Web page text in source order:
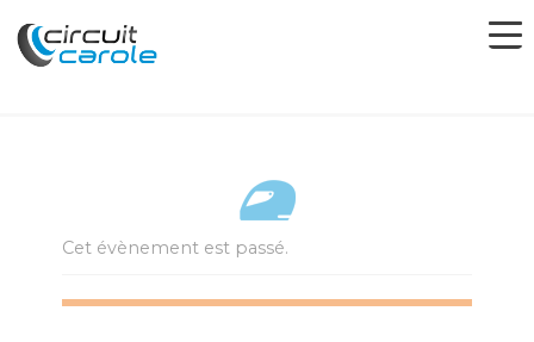
Cet évènement est passé.